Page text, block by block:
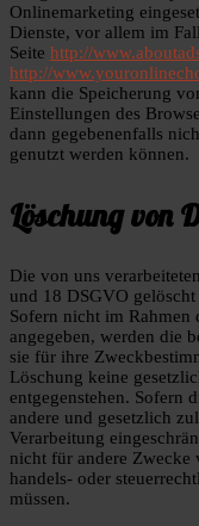
Onlinemarketing
Dienste, vor allem im
Seite http://
http://
kann die Speicherung
Einstellungen des
dann gegebenenfalls
genutzt werden können.
Löschung von
Die von uns
und 18 DSGVO
Sofern nicht im Rahmen
angegeben, werden die
sie für ihre
Löschung keine
entgegenstehen. Sofern
andere und gesetzlich
Verarbeitung
nicht für andere Zwecke
handels- oder
müssen.